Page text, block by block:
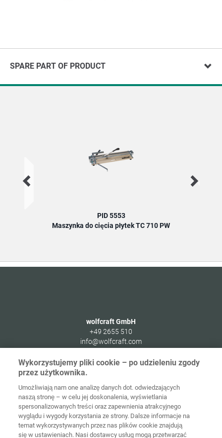
SPARE PART OF PRODUCT
PID 5553
Maszynka do cięcia płytek TC 710 PW
wolfcraft GmbH
+49 2655 510
info@wolfcraft.com
56746Kempenich
Strona
główna Kontakt Nota prawna
Ochrona
danych
Wykorzystujemy pliki cookie – po udzieleniu zgody
przez użytkownika.
Umożliwiają nam one analizę danych dot. odwiedzających
naszą stronę – w celu jej doskonalenia, wyświetlania
spersonalizowanych treści oraz zapewnienia atrakcyjnego
wyglądu i wygody korzystania ze strony. Dalsze informacje na
temat wykorzystywanych przez nas plików cookie znajdują
się w ustawieniach. Nasi dostawcy usług mogą przetwarzać